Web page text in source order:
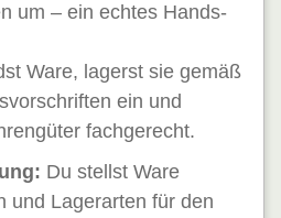
um – ein echtes Hands-
Ware, lagerst sie gemäß
ein und
fachgerecht.
Du stellst Ware
und Lagerarten für den